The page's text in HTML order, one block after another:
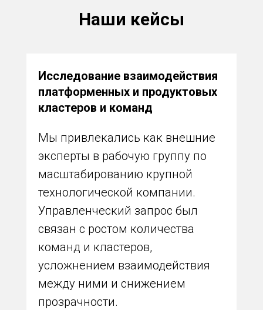
Наши кейсы
Исследование взаимодействия
платформенных и продуктовых
кластеров и команд
Мы привлекались как внешние
эксперты в рабочую группу по
масштабированию крупной
технологической компании.
Управленческий запрос был
связан с ростом количества
команд и кластеров,
усложнением взаимодействия
между ними и снижением
прозрачности.